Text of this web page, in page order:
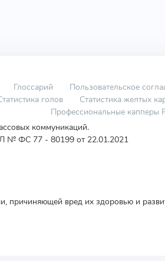
Глоссарий
Пользовательское
голов
Статистика желтых
Профессиональные капперы
коммуникаций.
№ ФС 77 - 80199 от 22.01.2021
причиняющей вред их здоровью и